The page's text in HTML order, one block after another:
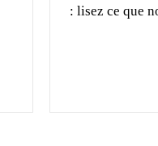
: lisez ce que